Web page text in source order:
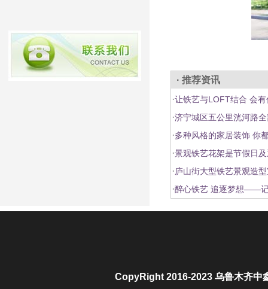
· 推荐资讯
·让铁艺与LOFT结合 会
·济宁城区五公里洸河路
·多种风格的家居装饰 你
·景观铁艺花架是节假日
·庐山街大型铁艺景观造
·醉心铁艺 追逐梦想——
CopyRight 2016-2023 乌鲁木齐中